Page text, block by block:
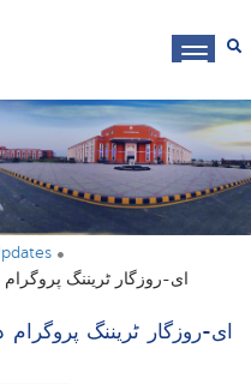
ای-روزگار ٹریننگ پروگرام داخلے